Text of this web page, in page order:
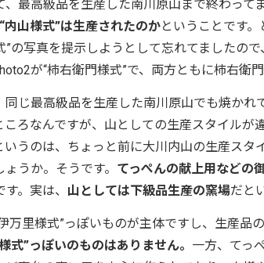
最高級品を生産した南川原山まで終わって
山様式”は生産されたのかということです
”の写真を提示しようとして忘れてましたの
が“柿右衛門様式”で、両方ともに柿右衛
じ最高級品を生産した南川原山でも焼かれ
ろなんですが、山としての生産スタイルが
うのは、ちょっと前に大川内山の生産スタ
うか。そうです。 てっぺんの献上用などの
。実は、 山としては下級品生産の窯場だと
万里様式”っぽいものが主体ですし、生産品
式”っぽいのものはありません。 一方、てっ